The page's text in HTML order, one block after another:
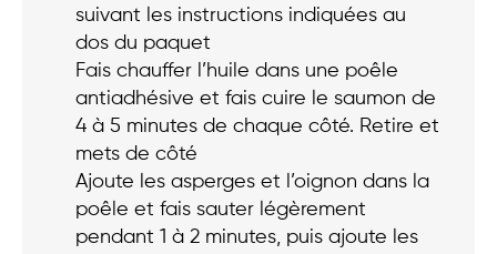
suivant les instructions indiquées au
dos du paquet
Fais chauffer l’huile dans une poêle
antiadhésive et fais cuire le saumon de
4 à 5 minutes de chaque côté. Retire et
mets de côté
Ajoute les asperges et l’oignon dans la
poêle et fais sauter légèrement
pendant 1 à 2 minutes, puis ajoute les